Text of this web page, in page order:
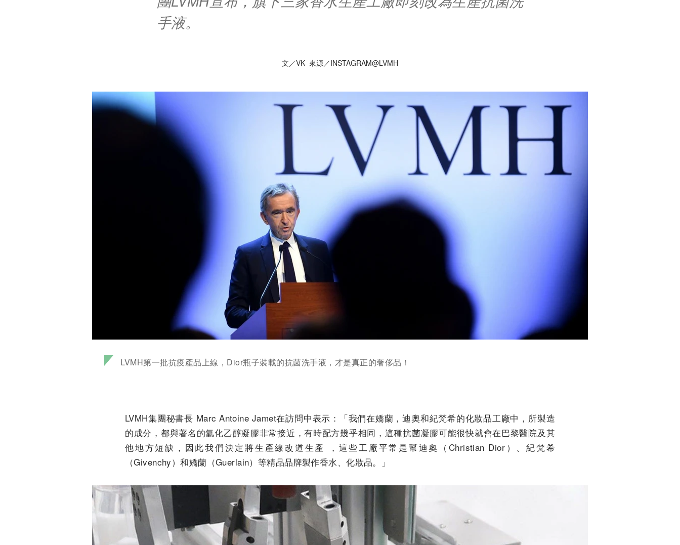
手液。
文／VK 來源／INSTAGRAM@LVMH
LVMH第一批抗疫產品上線，Dior瓶子裝載的抗菌洗手液，才是真正的奢侈品！
LVMH集團秘書長 Marc Antoine Jamet在訪問中表示：「我們在嬌蘭，迪奧和紀梵希的化妝品工廠中，所製造
的成分，都與著名的氫化乙醇凝膠非常接近，有時配方幾乎相同，這種抗菌凝膠可能很快就會在巴黎醫院及其
他地方短缺，因此我們決定將生產線改道生產 ，這些工廠平常是幫迪奧（Christian Dior）、紀梵希
（Givenchy）和嬌蘭（Guerlain）等精品品牌製作香水、化妝品。」